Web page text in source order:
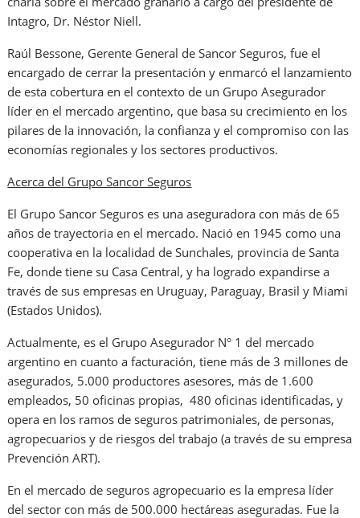
Intagro, Dr. Néstor Niell.
Raúl Bessone, Gerente General de Sancor Seguros, fue el
encargado de cerrar la presentación y enmarcó el lanzamiento
de esta cobertura en el contexto de un Grupo Asegurador
líder en el mercado argentino, que basa su crecimiento en los
pilares de la innovación, la confianza y el compromiso con las
economías regionales y los sectores productivos.
Acerca del Grupo Sancor Seguros
El Grupo Sancor Seguros es una aseguradora con más de 65
años de trayectoria en el mercado. Nació en 1945 como una
cooperativa en la localidad de Sunchales, provincia de Santa
Fe, donde tiene su Casa Central, y ha logrado expandirse a
través de sus empresas en Uruguay, Paraguay, Brasil y Miami
(Estados Unidos).
Actualmente, es el Grupo Asegurador N° 1 del mercado
argentino en cuanto a facturación, tiene más de 3 millones de
asegurados, 5.000 productores asesores, más de 1.600
empleados, 50 oficinas propias, 480 oficinas identificadas, y
opera en los ramos de seguros patrimoniales, de personas,
agropecuarios y de riesgos del trabajo (a través de su empresa
Prevención ART).
En el mercado de seguros agropecuario es la empresa líder
del sector con más de 500.000 hectáreas aseguradas. Fue la